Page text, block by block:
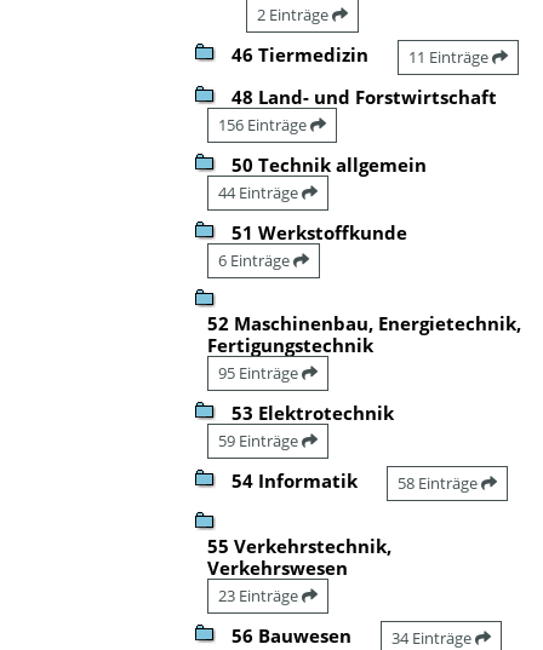
2 Einträge
46 Tiermedizin 11 Einträge
48 Land- und Forstwirtschaft
156 Einträge
50 Technik allgemein
44 Einträge
51 Werkstoffkunde
6 Einträge
52 Maschinenbau, Energietechnik,
Fertigungstechnik
95 Einträge
53 Elektrotechnik
59 Einträge
54 Informatik 58 Einträge
55 Verkehrstechnik,
Verkehrswesen
23 Einträge
56 Bauwesen 34 Einträge